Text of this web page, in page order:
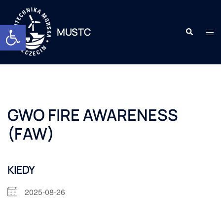
Otwórz pasek narzędzi
MUSTC
GWO FIRE AWARENESS
(FAW)
KIEDY
2025-08-26